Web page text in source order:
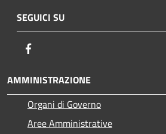
SEGUICI SU
AMMINISTRAZIONE
Organi di Governo
Aree Amministrative